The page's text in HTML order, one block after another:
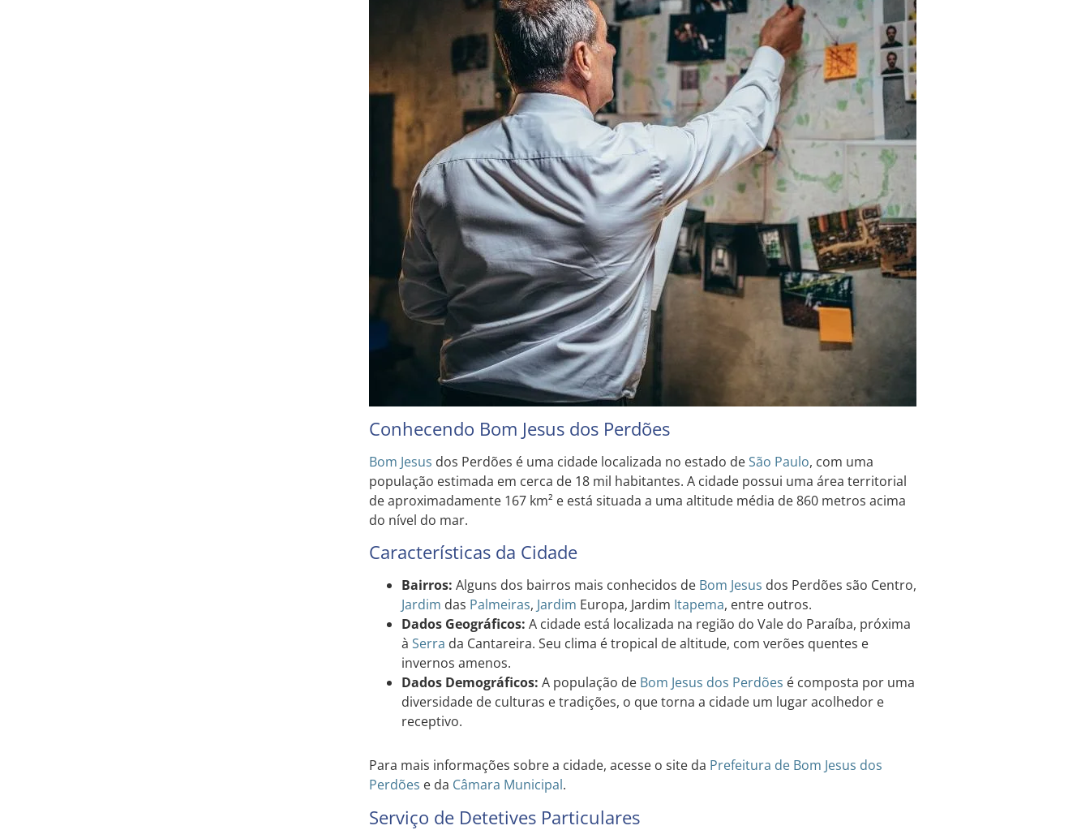
Conhecendo Bom Jesus dos Perdões
Bom Jesus dos Perdões é uma cidade localizada no estado deSão Paulo, com uma
população estimada em cerca de 18 mil habitantes. A cidade possui uma área territorial
de aproximadamente 167 km² e está situada a uma altitude média de 860 metros acima
do nível do mar.
Características da Cidade
Bairros: Alguns dos bairros mais conhecidos de Bom Jesus dos Perdões são Centro,
Jardim das Palmeiras, Jardim Europa, Jardim Itapema, entre outros.
Dados Geográficos: A cidade está localizada na região do Vale do Paraíba, próxima
à Serra da Cantareira. Seu clima é tropical de altitude, com verões quentes e
invernos amenos.
Dados Demográficos: A população de Bom Jesus dos Perdões é composta por uma
diversidade de culturas e tradições, o que torna a cidade um lugar acolhedor e
receptivo.
Para mais informações sobre a cidade, acesse o site da Prefeitura de Bom Jesus dos
Perdões e da Câmara Municipal.
Serviço de Detetives Particulares